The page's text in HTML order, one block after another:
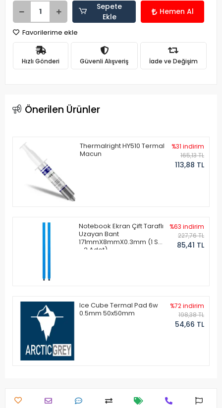
Sepete
Ekle
Hemen Al
Favorilerime ekle
Hızlı Gönderi Güvenli Alışveriş İade ve Değişim
Önerilen Ürünler
Thermalright HY510 Termal
Macun
%31 indirim
165,13 TL
113,88 TL
Notebook Ekran Çift Taraflı
Uzayan Bant
171mmX8mmX0.3mm (1 Set
- 2 Adet)
%63 indirim
227,76 TL
85,41 TL
Ice Cube Termal Pad 6w
0.5mm 50x50mm
%72 indirim
198,38 TL
54,66 TL